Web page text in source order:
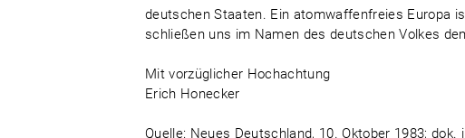
deutschen Staaten. Ein atomwaffenfreies Europa
schließen uns im Namen des deutschen Volkes
Mit vorzüglicher Hochachtung
Erich Honecker
Quelle: Neues Deutschland, 10. Oktober 1983;